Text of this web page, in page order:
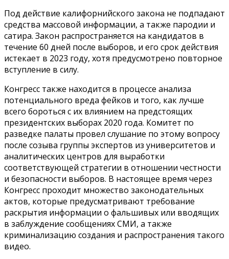
Под действие калифорнийского закона не подпадают
средства массовой информации, а также пародии и
сатира. Закон распространяется на кандидатов в
течение 60 дней после выборов, и его срок действия
истекает в 2023 году, хотя предусмотрено повторное
вступление в силу.
Конгресс также находится в процессе анализа
потенциального вреда фейков и того, как лучше
всего бороться с их влиянием на предстоящих
президентских выборах 2020 года. Комитет по
разведке палаты провел слушание по этому вопросу
после созыва группы экспертов из университетов и
аналитических центров для выработки
соответствующей стратегии в отношении честности
и безопасности выборов. В настоящее время через
Конгресс проходит множество законодательных
актов, которые предусматривают требование
раскрытия информации о фальшивых или вводящих
в заблуждение сообщениях СМИ, а также
криминализацию создания и распространения такого
видео.